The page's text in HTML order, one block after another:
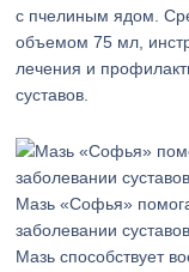
с пчелиным ядом.
объемом 75 мл,
лечения и
суставов.
Мазь «Софья»
заболевании
Мазь способствует